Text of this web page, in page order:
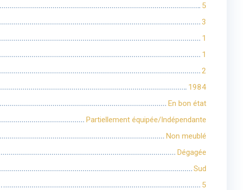
5
3
1
1
2
1984
En bon état
Partiellement équipée/Indépendante
Non meublé
Dégagée
Sud
5